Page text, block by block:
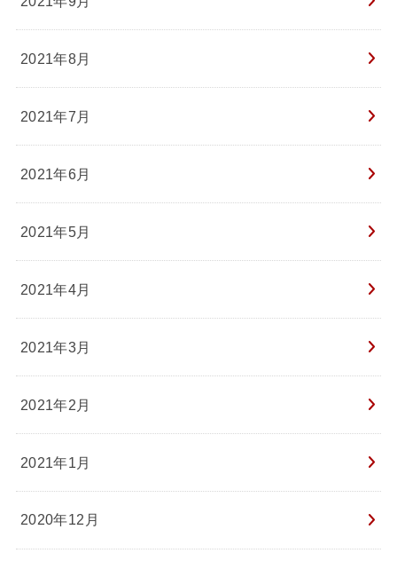
2021年8月
2021年7月
2021年6月
2021年5月
2021年4月
2021年3月
2021年2月
2021年1月
2020年12月